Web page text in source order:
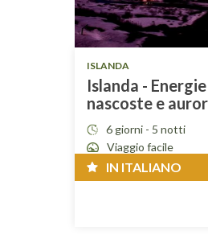
ISLANDA
Islanda - Energie
nascoste e
6 giorni - 5 notti
Viaggio facile
IN ITALIANO